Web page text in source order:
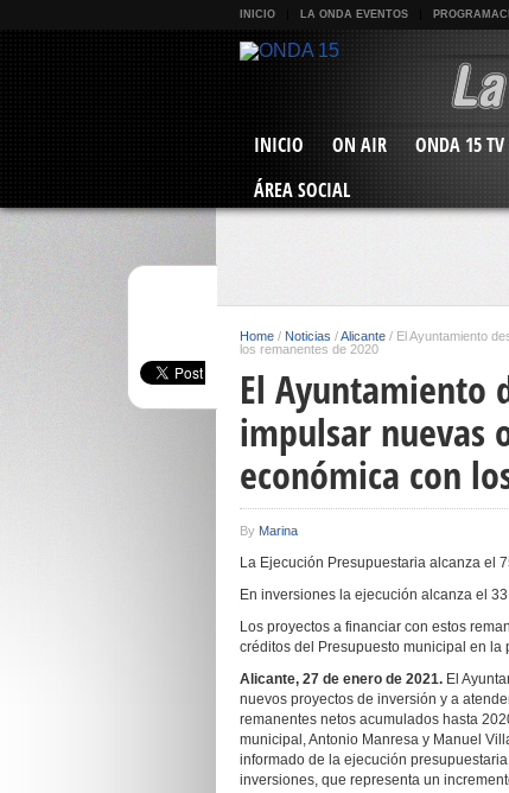
INICIO LA ONDA EVENTOS
INICIO ON AIR ONDA 15 TV
ÁREA SOCIAL
Home / Noticias /Alicante / El Ayuntamiento
los remanentes de 2020
El Ayuntamiento
impulsar nuevas
económica con
By Marina
La Ejecución Presupuestaria alcanza el
En inversiones la ejecución alcanza el
Los proyectos a financiar con estos
créditos del Presupuesto municipal en la
Alicante, 27 de enero de 2021. El
nuevos proyectos de inversión y a
remanentes netos acumulados hasta
municipal, Antonio Manresa y Manuel
informado de la ejecución
inversiones, que representa un